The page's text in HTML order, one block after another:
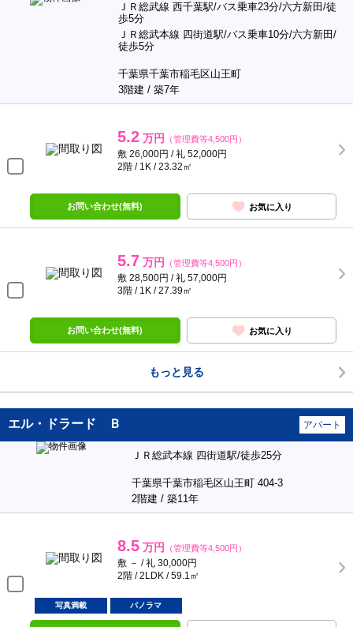
ＪＲ総武線 西千葉駅/バス乗車23分/六方新田/徒
歩5分
ＪＲ総武本線 四街道駅/バス乗車10分/六方新田/
徒歩5分
千葉県千葉市稲毛区山王町
3階建 / 築7年
5.2 万円 （管理費等4,500円）
敷 26,000円 / 礼 52,000円
2階 / 1K / 23.32㎡
お問い合わせ(無料) お気に入り
5.7 万円 （管理費等4,500円）
敷 28,500円 / 礼 57,000円
3階 / 1K / 27.39㎡
お問い合わせ(無料) お気に入り
もっと見る
エル・ドラード Ｂ アパート
ＪＲ総武本線 四街道駅/徒歩25分
千葉県千葉市稲毛区山王町 404-3
2階建 / 築11年
8.5 万円 （管理費等4,500円）
敷 － / 礼 30,000円
2階 / 2LDK / 59.1㎡
写真満載 パノラマ